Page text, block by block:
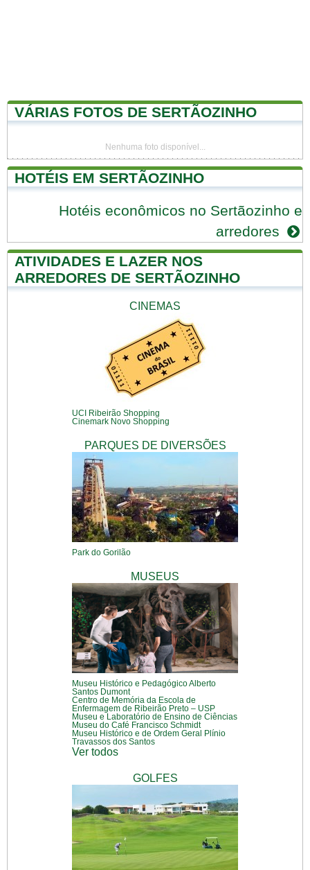
VÁRIAS FOTOS DE SERTÃOZINHO
Nenhuma foto disponível...
HOTÉIS EM SERTÃOZINHO
Hotéis econômicos no Sertãozinho e
arredores
ATIVIDADES E LAZER NOS
ARREDORES DE SERTÃOZINHO
CINEMAS
UCI Ribeirão Shopping
Cinemark Novo Shopping
PARQUES DE DIVERSÕES
Park do Gorilão
MUSEUS
Museu Histórico e Pedagógico Alberto
Santos Dumont
Centro de Memória da Escola de
Enfermagem de Ribeirão Preto – USP
Museu e Laboratório de Ensino de Ciências
Museu do Café Francisco Schmidt
Museu Histórico e de Ordem Geral Plínio
Travassos dos Santos
Ver todos
GOLFES